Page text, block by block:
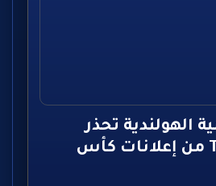
الهولندية تحذر
Betcity وTOTO من إعلانات كأس